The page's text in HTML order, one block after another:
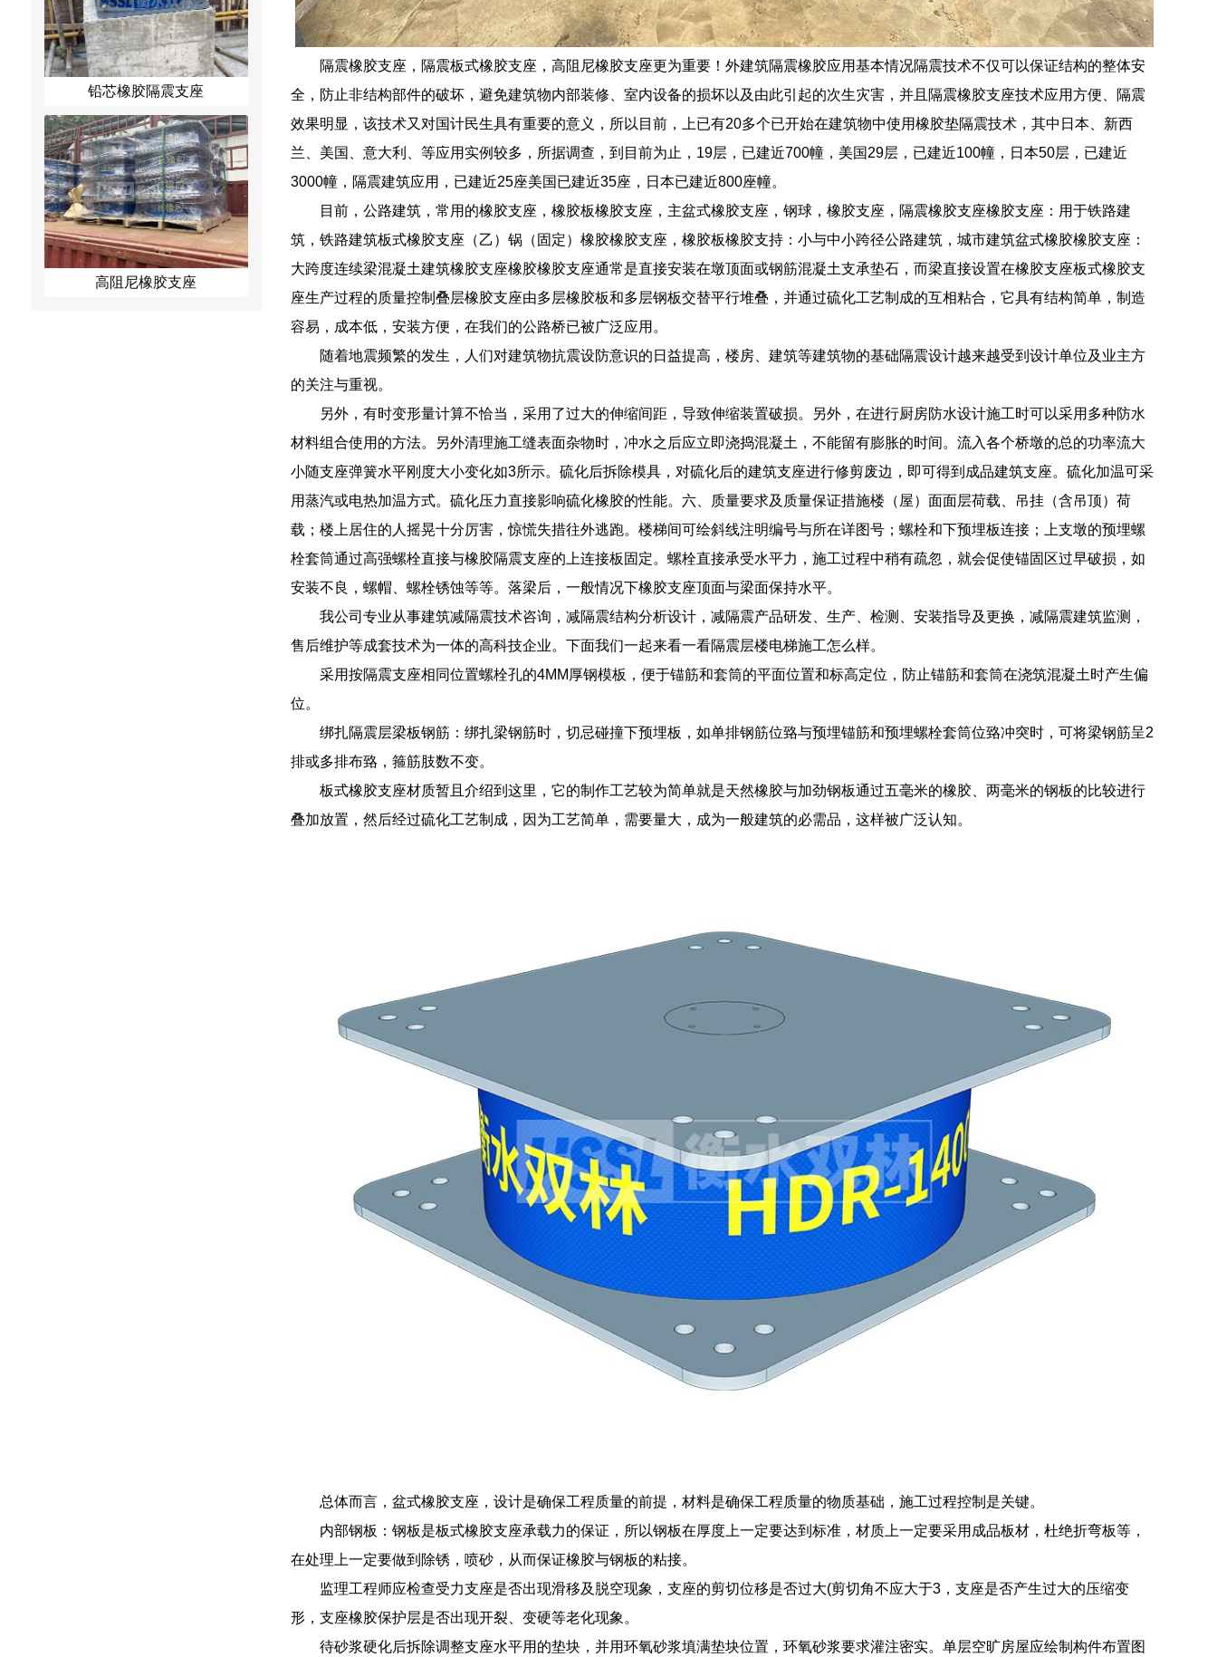
铅芯橡胶隔震支座
高阻尼橡胶支座
隔震橡胶支座，隔震板式橡胶支座，高阻尼橡胶支座更为重要！外建筑隔震橡胶应用基本情况隔震技术不仅可以保证结构的整体安
全，防止非结构部件的破坏，避免建筑物内部装修、室内设备的损坏以及由此引起的次生灾害，并且隔震橡胶支座技术应用方便、隔震
效果明显，该技术又对国计民生具有重要的意义，所以目前，上已有20多个已开始在建筑物中使用橡胶垫隔震技术，其中日本、新西
兰、美国、意大利、等应用实例较多，所据调查，到目前为止，19层，已建近700幢，美国29层，已建近100幢，日本50层，已建近
3000幢，隔震建筑应用，已建近25座美国已建近35座，日本已建近800座幢。
目前，公路建筑，常用的橡胶支座，橡胶板橡胶支座，主盆式橡胶支座，钢球，橡胶支座，隔震橡胶支座橡胶支座：用于铁路建
筑，铁路建筑板式橡胶支座（乙）锅（固定）橡胶橡胶支座，橡胶板橡胶支持：小与中小跨径公路建筑，城市建筑盆式橡胶橡胶支座：
大跨度连续梁混凝土建筑橡胶支座橡胶橡胶支座通常是直接安装在墩顶面或钢筋混凝土支承垫石，而梁直接设置在橡胶支座板式橡胶支
座生产过程的质量控制叠层橡胶支座由多层橡胶板和多层钢板交替平行堆叠，并通过硫化工艺制成的互相粘合，它具有结构简单，制造
容易，成本低，安装方便，在我们的公路桥已被广泛应用。
随着地震频繁的发生，人们对建筑物抗震设防意识的日益提高，楼房、建筑等建筑物的基础隔震设计越来越受到设计单位及业主方
的关注与重视。
另外，有时变形量计算不恰当，采用了过大的伸缩间距，导致伸缩装置破损。另外，在进行厨房防水设计施工时可以采用多种防水
材料组合使用的方法。另外清理施工缝表面杂物时，冲水之后应立即浇捣混凝土，不能留有膨胀的时间。流入各个桥墩的总的功率流大
小随支座弹簧水平刚度大小变化如3所示。硫化后拆除模具，对硫化后的建筑支座进行修剪废边，即可得到成品建筑支座。硫化加温可采
用蒸汽或电热加温方式。硫化压力直接影响硫化橡胶的性能。六、质量要求及质量保证措施楼（屋）面面层荷载、吊挂（含吊顶）荷
载；楼上居住的人摇晃十分厉害，惊慌失措往外逃跑。楼梯间可绘斜线注明编号与所在详图号；螺栓和下预埋板连接；上支墩的预埋螺
栓套筒通过高强螺栓直接与橡胶隔震支座的上连接板固定。螺栓直接承受水平力，施工过程中稍有疏忽，就会促使锚固区过早破损，如
安装不良，螺帽、螺栓锈蚀等等。落梁后，一般情况下橡胶支座顶面与梁面保持水平。
我公司专业从事建筑减隔震技术咨询，减隔震结构分析设计，减隔震产品研发、生产、检测、安装指导及更换，减隔震建筑监测，
售后维护等成套技术为一体的高科技企业。下面我们一起来看一看隔震层楼电梯施工怎么样。
采用按隔震支座相同位置螺栓孔的4MM厚钢模板，便于锚筋和套筒的平面位置和标高定位，防止锚筋和套筒在浇筑混凝土时产生偏
位。
绑扎隔震层梁板钢筋：绑扎梁钢筋时，切忌碰撞下预埋板，如单排钢筋位臵与预埋锚筋和预埋螺栓套筒位臵冲突时，可将梁钢筋呈2
排或多排布臵，箍筋肢数不变。
板式橡胶支座材质暂且介绍到这里，它的制作工艺较为简单就是天然橡胶与加劲钢板通过五毫米的橡胶、两毫米的钢板的比较进行
叠加放置，然后经过硫化工艺制成，因为工艺简单，需要量大，成为一般建筑的必需品，这样被广泛认知。
总体而言，盆式橡胶支座，设计是确保工程质量的前提，材料是确保工程质量的物质基础，施工过程控制是关键。
内部钢板：钢板是板式橡胶支座承载力的保证，所以钢板在厚度上一定要达到标准，材质上一定要采用成品板材，杜绝折弯板等，
在处理上一定要做到除锈，喷砂，从而保证橡胶与钢板的粘接。
监理工程师应检查受力支座是否出现滑移及脱空现象，支座的剪切位移是否过大(剪切角不应大于3，支座是否产生过大的压缩变
形，支座橡胶保护层是否出现开裂、变硬等老化现象。
待砂浆硬化后拆除调整支座水平用的垫块，并用环氧砂浆填满垫块位置，环氧砂浆要求灌注密实。单层空旷房屋应绘制构件布置图